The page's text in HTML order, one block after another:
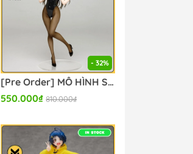
- 32%
[Pre Order] MÔ HÌNH Sakurajima Mai - Seishun Buta Yarou wa Bunny Girl Senpai no Yume wo Minai - Coreful Figure - Bunny Ver. (Taito) FIGURE CHÍNH HÃNG
550.000₫ 810.000₫